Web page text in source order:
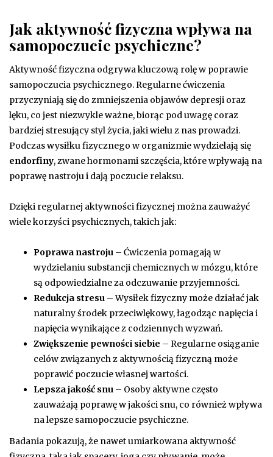
Jak aktywność fizyczna wpływa na
samopoczucie psychiczne?
Aktywność fizyczna odgrywa kluczową rolę w poprawie
samopoczucia psychicznego. Regularne ćwiczenia
przyczyniają się do zmniejszenia objawów depresji oraz
lęku, co jest niezwykle ważne, biorąc pod uwagę coraz
bardziej stresujący styl życia, jaki wielu z nas prowadzi.
Podczas wysiłku fizycznego w organizmie wydzielają się
endorfiny, zwane hormonami szczęścia, które wpływają na
poprawę nastroju i dają poczucie relaksu.
Dzięki regularnej aktywności fizycznej można zauważyć
wiele korzyści psychicznych, takich jak:
Poprawa nastroju – Ćwiczenia pomagają w
wydzielaniu substancji chemicznych w mózgu, które
są odpowiedzialne za odczuwanie przyjemności.
Redukcja stresu – Wysiłek fizyczny może działać jak
naturalny środek przeciwlękowy, łagodząc napięcia i
napięcia wynikające z codziennych wyzwań.
Zwiększenie pewności siebie – Regularne osiąganie
celów związanych z aktywnością fizyczną może
poprawić poczucie własnej wartości.
Lepsza jakość snu – Osoby aktywne często
zauważają poprawę w jakości snu, co również wpływa
na lepsze samopoczucie psychiczne.
Badania pokazują, że nawet umiarkowana aktywność